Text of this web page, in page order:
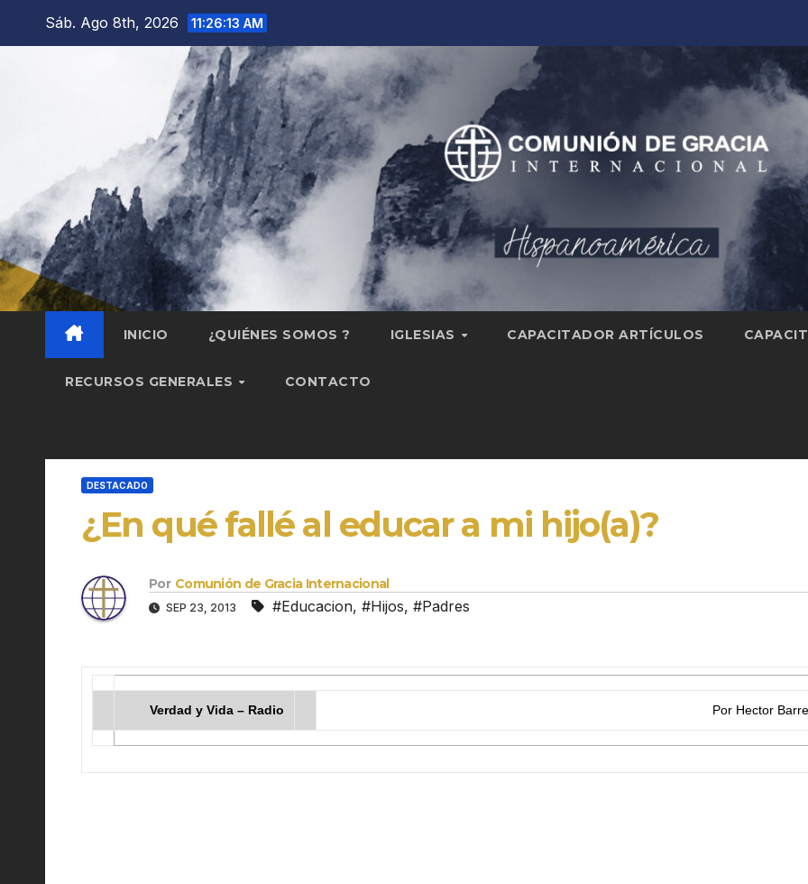
Sáb. Ago 8th, 2026 11:26:14 AM
INICIO ¿QUIÉNES SOMOS ? IGLESIAS CAPACITADOR ARTÍCULOS
RECURSOS GENERALES CONTACTO
DESTACADO
¿En qué fallé al educar a mi hijo(a)?
Por Comunión de Gracia Internacional
SEP 23, 2013 #Educacion, #Hijos, #Padres
Verdad y Vida – Radio Por Hector